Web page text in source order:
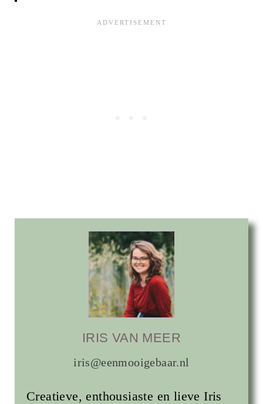
IRIS VAN MEER
iris@eenmooigebaar.nl
Creatieve, enthousiaste en lieve Iris